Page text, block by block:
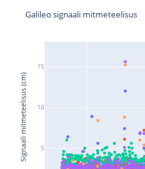
5
10
15
Galileo signaali mitmeteelisus
Signaali mitmeteelisus (cm)